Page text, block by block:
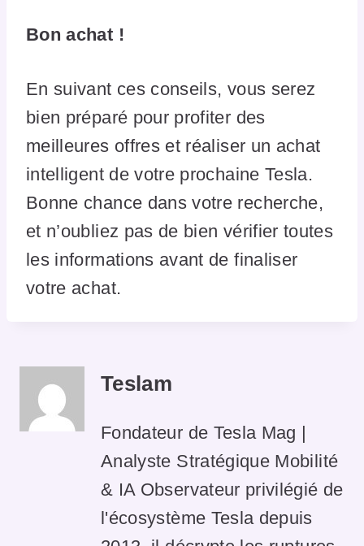
Bon achat !
En suivant ces conseils, vous serez
bien préparé pour profiter des
meilleures offres et réaliser un achat
intelligent de votre prochaine Tesla.
Bonne chance dans votre recherche,
et n’oubliez pas de bien vérifier toutes
les informations avant de finaliser
votre achat.
Teslam
Fondateur de Tesla Mag |
Analyste Stratégique Mobilité
& IA Observateur privilégié de
l'écosystème Tesla depuis